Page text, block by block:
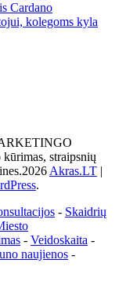
Cardano
kolegoms kyla
straipsnių
Akras.LT |
.
- Skaidrių
- Veidoskaita -
naujienos -